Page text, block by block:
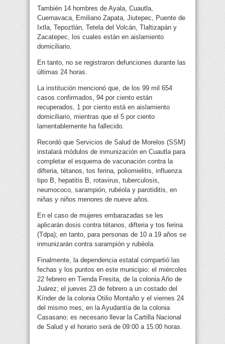
También 14 hombres de Ayala, Cuautla,
Cuernavaca, Emiliano Zapata, Jiutepec, Puente de
Ixtla, Tepoztlán, Tetela del Volcán, Tlaltizapán y
Zacatepec, los cuales están en aislamiento
domiciliario.
En tanto, no se registraron defunciones durante las
últimas 24 horas.
La institución mencionó que, de los 99 mil 654
casos confirmados, 94 por ciento están
recuperados, 1 por ciento está en aislamiento
domiciliario, mientras que el 5 por ciento
lamentablemente ha fallecido.
Recordó que Servicios de Salud de Morelos (SSM)
instalará módulos de inmunización en Cuautla para
completar el esquema de vacunación contra la
difteria, tétanos, tos ferina, poliomielitis, influenza
tipo B, hepatitis B, rotavirus, tuberculosis,
neumococo, sarampión, rubéola y parotiditis, en
niñas y niños menores de nueve años.
En el caso de mujeres embarazadas se les
aplicarán dosis contra tétanos, difteria y tos ferina
(Tdpa); en tanto, para personas de 10 a 19 años se
inmunizarán contra sarampión y rubéola.
Finalmente, la dependencia estatal compartió las
fechas y los puntos en este municipio: el miércoles
22 febrero en Tienda Fresita, de la colonia Año de
Juárez; el jueves 23 de febrero a un costado del
Kínder de la colonia Otilio Montaño y el viernes 24
del mismo mes, en la Ayudantía de la colonia
Casasano; es necesario llevar la Cartilla Nacional
de Salud y el horario será de 09:00 a 15:00 horas.